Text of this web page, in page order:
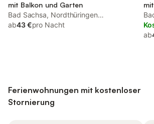
mit Balkon und Garten
Bad Sachsa, Nordthüringen
(Deutschland)
ab43 €pro Nacht
ab
Ferienwohnungen mit kostenloser
Stornierung